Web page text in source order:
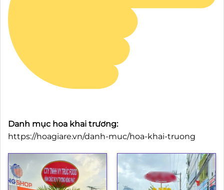
Danh mục hoa khai trương:
https://hoagiare.vn/danh-muc/hoa-khai-truong